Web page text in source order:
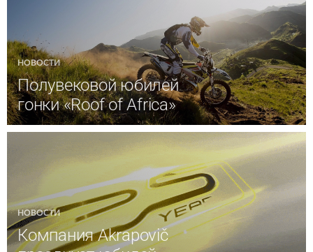
НОВОСТИ
Полувековой юбилей
гонки «Roof of Africa»
НОВОСТИ
Компания Akrapovič